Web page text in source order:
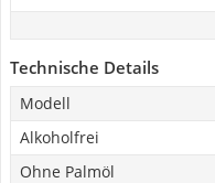
Technische Details
Modell
Alkoholfrei
Ohne Palmöl